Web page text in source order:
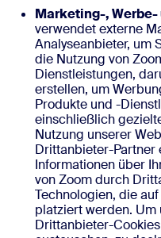
Marketing-,
verwendet externe
Analyseanbieter, um
die Nutzung von
Dienstleistungen,
erstellen, um
Produkte und -
einschließlich
Nutzung unserer
Drittanbieter-Partner
Informationen über
von Zoom durch
Technologien, die
platziert werden. Um
Drittanbieter-